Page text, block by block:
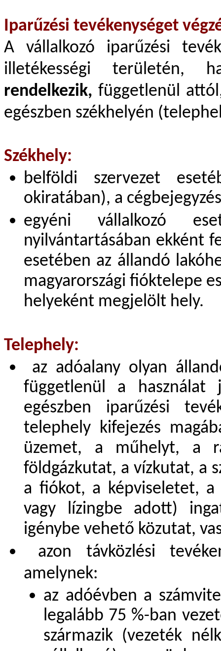
Iparűzési tevékenységet
A vállalkozó iparűzési
illetékességi
rendelkezik, függetlenül
egészben székhelyén
Székhely:
belföldi szervezet
okiratában), a
egyéni vállalkozó
nyilvántartásában ekként
esetében az állandó
magyarországi fióktelepe
helyeként megjelölt hely.
Telephely:
az adóalany olyan
függetlenül a használat
egészben iparűzési
telephely kifejezés
üzemet, a műhelyt, a
földgázkutat, a vízkutat, a
a fiókot, a képviseletet,
vagy lízingbe adott)
igénybe vehető közutat,
azon távközlési
amelynek:
az adóévben a
legalább 75 %-ban
származik (vezeték